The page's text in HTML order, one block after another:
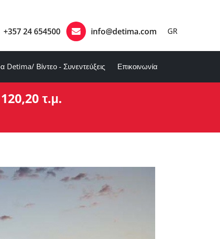
+357 24 654500 info@detima.com GR
Detima/ Βίντεο - Συνεντεύξεις Επικοινωνία
τ.μ.